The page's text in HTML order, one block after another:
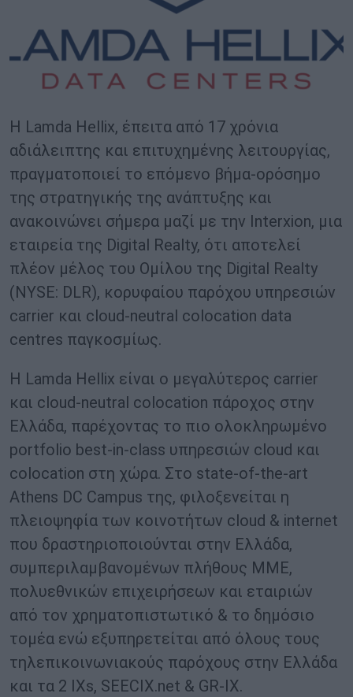
Η Lamda Hellix, έπειτα από 17 χρόνια
αδιάλειπτης και επιτυχημένης λειτουργίας,
πραγματοποιεί το επόμενο βήμα-ορόσημο
της στρατηγικής της ανάπτυξης και
ανακοινώνει σήμερα μαζί με την Interxion, μια
εταιρεία της Digital Realty, ότι αποτελεί
πλέον μέλος του Ομίλου της Digital Realty
(NYSE: DLR), κορυφαίου παρόχου υπηρεσιών
carrier και cloud-neutral colocation data
centres παγκοσμίως.
Η Lamda Hellix είναι ο μεγαλύτερος carrier
και cloud-neutral colocation πάροχος στην
Ελλάδα, παρέχοντας το πιο ολοκληρωμένο
portfolio best-in-class υπηρεσιών cloud και
colocation στη χώρα. Στο state-of-the-art
Athens DC Campus της, φιλοξενείται η
πλειοψηφία των κοινοτήτων cloud & internet
που δραστηριοποιούνται στην Ελλάδα,
συμπεριλαμβανομένων πλήθους ΜΜΕ,
πολυεθνικών επιχειρήσεων και εταιριών
από τον χρηματοπιστωτικό & το δημόσιο
τομέα ενώ εξυπηρετείται από όλους τους
τηλεπικοινωνιακούς παρόχους στην Ελλάδα
και τα 2 IXs, SEECIX.net & GR-IX.